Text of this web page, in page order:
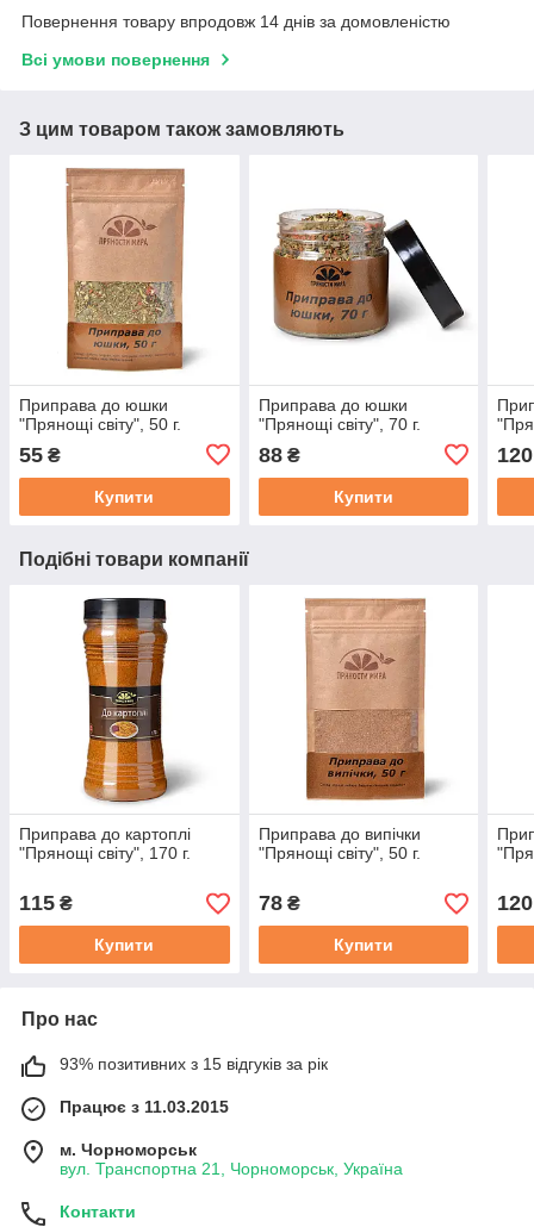
Повернення товару впродовж 14 днів за домовленістю
Всі умови повернення
З цим товаром також замовляють
Приправа до юшки
"Прянощі світу", 50 г.
55 ₴
Купити
Приправа до юшки
"Прянощі світу", 70 г.
88₴
Купити
120
Подібні товари компанії
Приправа до картоплі
"Прянощі світу", 170 г.
115 ₴
Купити
Приправа до випічки
"Прянощі світу", 50 г.
78₴
Купити
120
Про нас
93% позитивних з 15 відгуків за рік
Працює з 11.03.2015
м. Чорноморськ
вул. Транспортна 21, Чорноморськ, Україна
Контакти